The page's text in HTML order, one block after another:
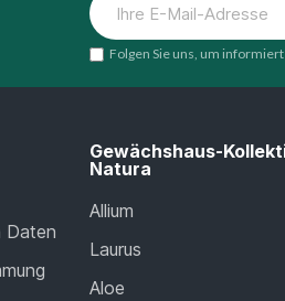
Folgen Sie uns, um
Daten
Gewächshaus-
Natura
Allium
Laurus
Aloe